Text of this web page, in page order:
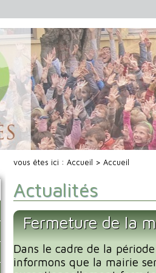
vous êtes ici : Accueil > Accueil
Actualités
Fermeture de la
Dans le cadre de la
informons que la mairie